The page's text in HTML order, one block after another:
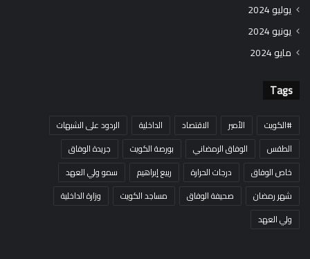
يوليو 2024
يونيو 2024
مايو 2024
Tags
#الكويت الأمير الاقتصاد الداخلية
الردود على الشبهات
الطقس
الوفاق الرمضاني بورصة الكويت
جريدة الوفاق
خاص الوفاق
درجات الحرارة ربيع إبراهيم
سمو ولي العهد
شهر رمضان
صحيفة الوفاق مساجد الكويت
وزارة الداخلية
ولي العهد